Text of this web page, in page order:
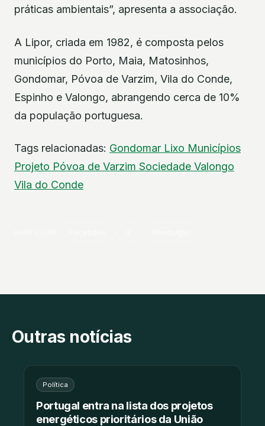
práticas ambientais”, apresenta a associação.
A Lipor, criada em 1982, é composta pelos
municípios do Porto, Maia, Matosinhos,
Gondomar, Póvoa de Varzim, Vila do Conde,
Espinho e Valongo, abrangendo cerca de 10%
da população portuguesa.
Tags relacionadas: Gondomar Lixo Municípios
Projeto Póvoa de Varzim Sociedade Valongo
Vila do Conde
Outras notícias
Política
Portugal entra na lista dos projetos
energéticos prioritários da União